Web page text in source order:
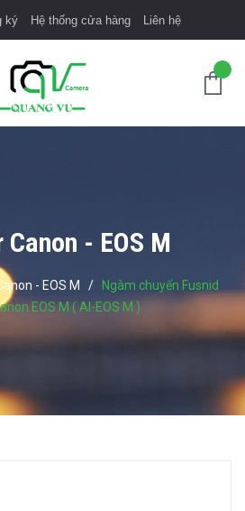
ký Hệ thống cửa hàng Liên hệ
- EOS M
- EOS M / Ngàm chuyển Fusnid
EOS M ( AI-EOS M )